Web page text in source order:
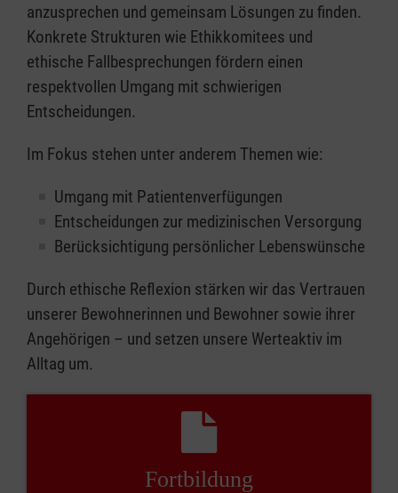
anzusprechen und gemeinsam Lösungen zu finden.
Konkrete Strukturen wie Ethikkomitees und
ethische Fallbesprechungen fördern einen
respektvollen Umgang mit schwierigen
Entscheidungen.
Im Fokus stehen unter anderem Themen wie:
Umgang mit Patientenverfügungen
Entscheidungen zur medizinischen Versorgung
Berücksichtigung persönlicher Lebenswünsche
Durch ethische Reflexion stärken wir das Vertrauen
unserer Bewohnerinnen und Bewohner sowie ihrer
Angehörigen – und setzen unsere Werteaktiv im
Alltag um.
Fort­bildung